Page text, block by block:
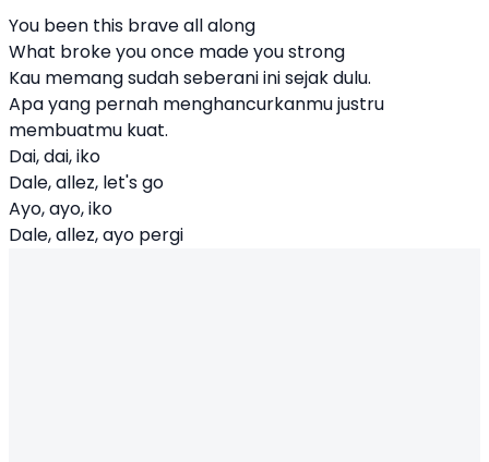
You been this brave all along
What broke you once made you strong
Kau memang sudah seberani ini sejak dulu.
Apa yang pernah menghancurkanmu justru
membuatmu kuat.
Dai, dai, iko
Dale, allez, let's go
Ayo, ayo, iko
Dale, allez, ayo pergi